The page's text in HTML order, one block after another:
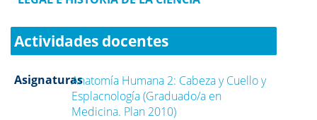
Actividades docentes
AsignaturasAnatomía Humana 2: Cabeza y Cuello y
Esplacnología (Graduado/a en
Medicina. Plan 2010)